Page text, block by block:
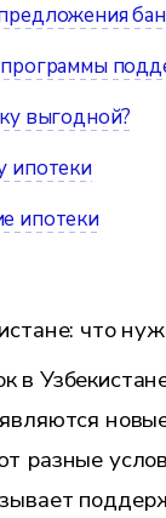
выгодной?
ипотеки
ипотеки
что
в
разные